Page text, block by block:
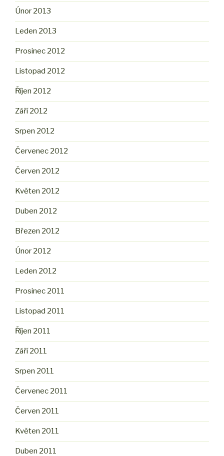
Únor 2013
Leden 2013
Prosinec 2012
Listopad 2012
Říjen 2012
Září 2012
Srpen 2012
Červenec 2012
Červen 2012
Květen 2012
Duben 2012
Březen 2012
Únor 2012
Leden 2012
Prosinec 2011
Listopad 2011
Říjen 2011
Září 2011
Srpen 2011
Červenec 2011
Červen 2011
Květen 2011
Duben 2011